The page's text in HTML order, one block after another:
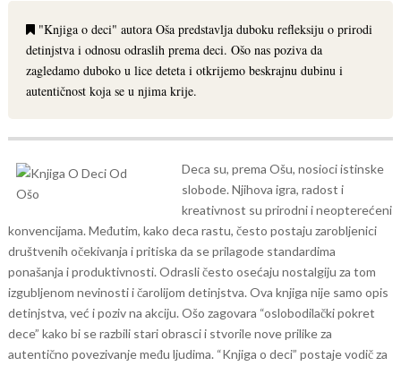
"Knjiga o deci" autora Oša predstavlja duboku refleksiju o prirodi
detinjstva i odnosu odraslih prema deci. Ošo nas poziva da
zagledamo duboko u lice deteta i otkrijemo beskrajnu dubinu i
autentičnost koja se u njima krije.
Deca su, prema Ošu, nosioci istinske
slobode. Njihova igra, radost i
kreativnost su prirodni i neopterećeni
konvencijama. Međutim, kako deca rastu, često postaju zarobljenici
društvenih očekivanja i pritiska da se prilagode standardima
ponašanja i produktivnosti. Odrasli često osećaju nostalgiju za tom
izgubljenom nevinosti i čarolijom detinjstva. Ova knjiga nije samo opis
detinjstva, već i poziv na akciju. Ošo zagovara “oslobodilački pokret
dece” kako bi se razbili stari obrasci i stvorile nove prilike za
autentično povezivanje među ljudima. “Knjiga o deci” postaje vodič za